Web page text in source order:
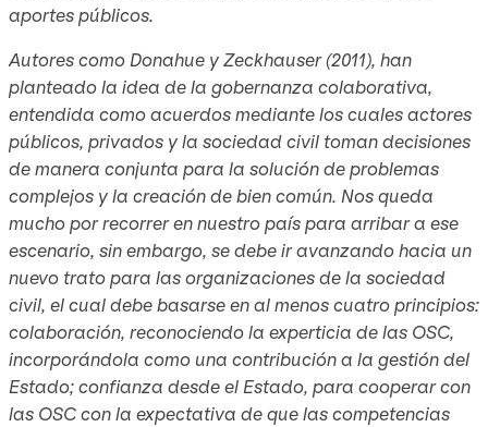
aportes públicos.
Autores como Donahue y Zeckhauser (2011), han
planteado la idea de la gobernanza colaborativa,
entendida como acuerdos mediante los cuales actores
públicos, privados y la sociedad civil toman decisiones
de manera conjunta para la solución de problemas
complejos y la creación de bien común. Nos queda
mucho por recorrer en nuestro país para arribar a ese
escenario, sin embargo, se debe ir avanzando hacia un
nuevo trato para las organizaciones de la sociedad
civil, el cual debe basarse en al menos cuatro principios:
colaboración, reconociendo la experticia de las OSC,
incorporándola como una contribución a la gestión del
Estado; confianza desde el Estado, para cooperar con
las OSC con la expectativa de que las competencias